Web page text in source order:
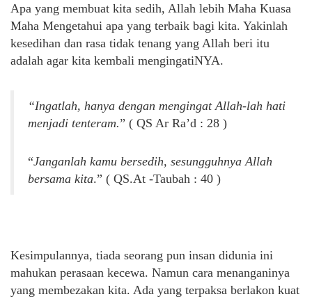
Apa yang membuat kita sedih, Allah lebih Maha Kuasa
Maha Mengetahui apa yang terbaik bagi kita. Yakinlah
kesedihan dan rasa tidak tenang yang Allah beri itu
adalah agar kita kembali mengingatiNYA.
“Ingatlah, hanya dengan mengingat Allah-lah hati
menjadi tenteram.” ( QS Ar Ra’d : 28 )
“Janganlah kamu bersedih, sesungguhnya Allah
bersama kita.” ( QS.At -Taubah : 40 )
Kesimpulannya, tiada seorang pun insan didunia ini
mahukan perasaan kecewa. Namun cara menanganinya
yang membezakan kita. Ada yang terpaksa berlakon kuat